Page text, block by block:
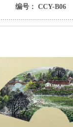
编号： CCY-B06